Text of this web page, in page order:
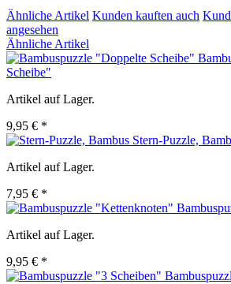
Ähnliche Artikel Kunden kauften auch
angesehen
Ähnliche Artikel
Scheibe"
Artikel auf Lager.
9,95 € *
Stern-Puzzle,
Artikel auf Lager.
7,95 € *
Artikel auf Lager.
9,95 € *